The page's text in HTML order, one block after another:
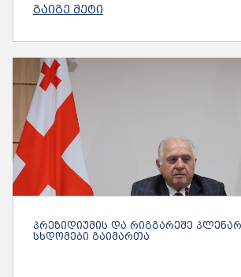
ᲒᲐᲘᲒᲔ ᲛᲔᲢᲘ
ᲞᲠᲔᲖᲘᲓᲘᲣᲛᲘᲡ ᲓᲐ ᲠᲘᲒᲒᲐᲠᲔᲨᲔ
ᲡᲮᲓᲝᲛᲔᲑᲘ ᲒᲐᲘᲛᲐᲠᲗᲐ